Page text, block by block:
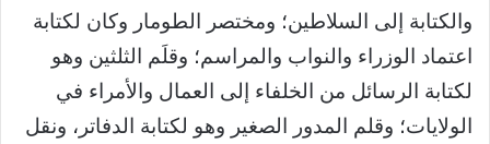
والكتابة إلى السلاطين؛ ومختصر الطومار وكان لكتابة
اعتماد الوزراء والنواب والمراسم؛ وقلَم الثلثين وهو
لكتابة الرسائل من الخلفاء إلى العمال والأمراء في
الولايات؛ وقلم المدور الصغير وهو لكتابة الدفاتر، ونقل